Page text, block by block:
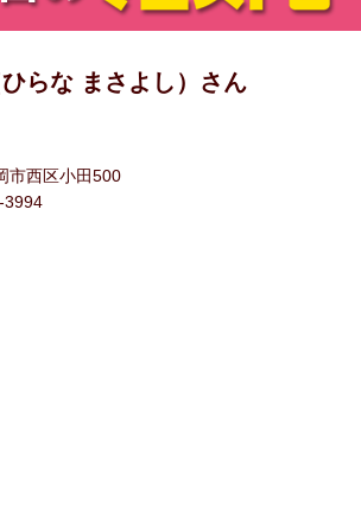
らな まさよし）さん
市西区小田500
3994